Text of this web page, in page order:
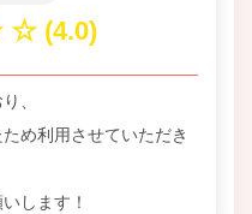
、
め利用させていただき
します！